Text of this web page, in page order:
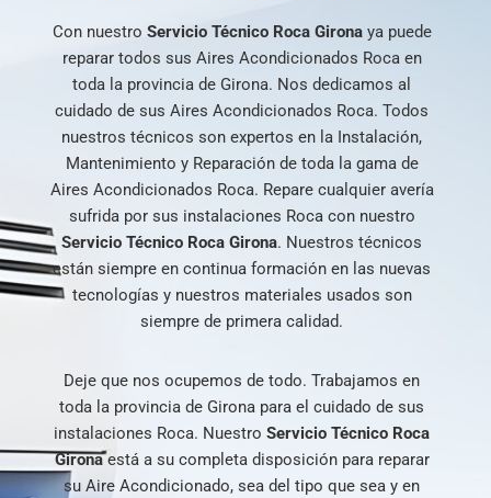
Con nuestro Servicio Técnico Roca Gironaya puede
reparar todos sus Aires Acondicionados Roca en
toda la provincia de Girona. Nos dedicamos al
cuidado de sus Aires Acondicionados Roca. Todos
nuestros técnicos son expertos en la Instalación,
Mantenimiento y Reparación de toda la gama de
Aires Acondicionados Roca. Repare cualquier avería
sufrida por sus instalaciones Roca con nuestro
Servicio Técnico Roca Girona. Nuestros técnicos
están siempre en continua formación en las nuevas
tecnologías y nuestros materiales usados son
siempre de primera calidad.
Deje que nos ocupemos de todo. Trabajamos en
toda la provincia de Girona para el cuidado de sus
instalaciones Roca. Nuestro Servicio Técnico Roca
Gironaestá a su completa disposición para reparar
su Aire Acondicionado, sea del tipo que sea y en